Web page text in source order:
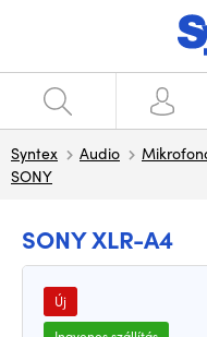
Syntex Audio
SONY
SONY XLR-A4
Új